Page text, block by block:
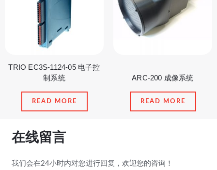
TRIO EC3S-1124-05 电子控
制系统
READ MORE
ARC-200 成像系统
READ MORE
在线留言
我们会在24小时内对您进行回复，欢迎您的咨询！